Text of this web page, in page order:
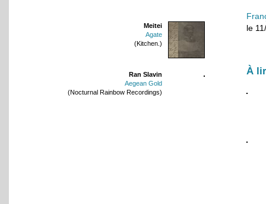
Meitei
Agate
(Kitchen.)
Ran Slavin
Aegean Gold
(Nocturnal Rainbow Recordings)
le
À